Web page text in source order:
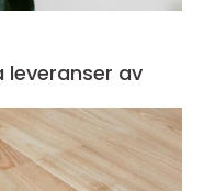
leveranser av